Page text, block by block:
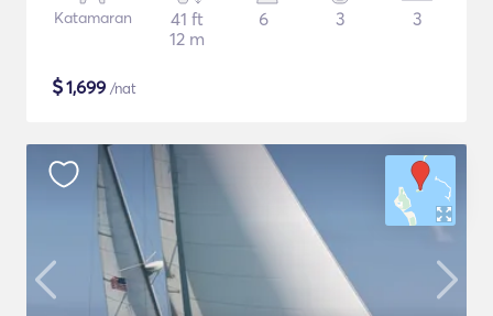
Katamaran
41 ft
12 m
6 3 3
$1,699 /nat